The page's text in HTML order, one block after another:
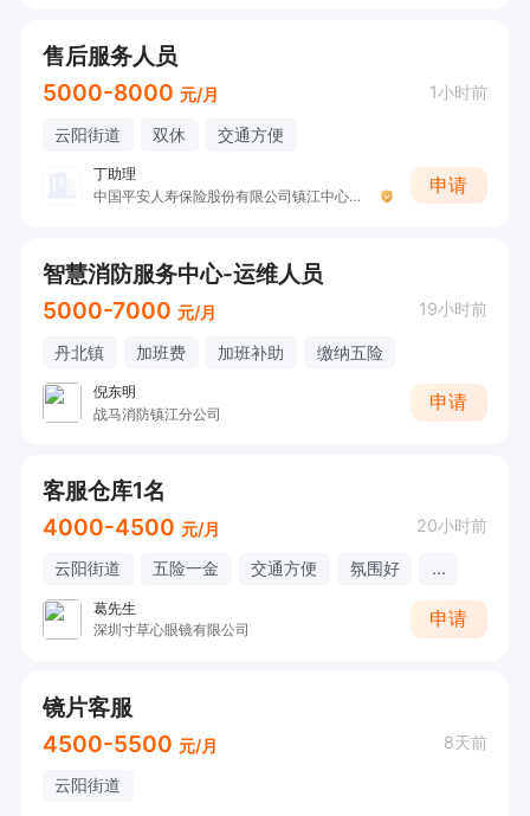
售后服务人员
5000-8000 元/月 1小时前
云阳街道 双休 交通方便
丁助理
中国平安人寿保险股份有限公司镇江中心分公司
申请
智慧消防服务中心-运维人员
5000-7000 元/月 19小时前
丹北镇 加班费 加班补助 缴纳五险
倪东明
战马消防镇江分公司
申请
客服仓库1名
4000-4500 元/月 20小时前
云阳街道 五险一金 交通方便 氛围好 ...
葛先生
深圳寸草心眼镜有限公司
申请
镜片客服
4500-5500 元/月 8天前
云阳街道